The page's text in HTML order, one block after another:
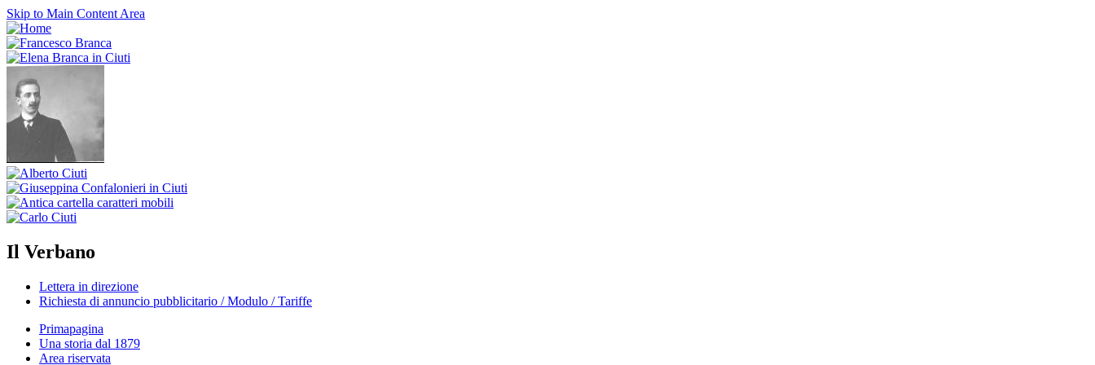
Skip to Main Content Area
Il Verbano
Lettera in direzione
Richiesta di annuncio pubblicitario / Modulo / Tariffe
Primapagina
Una storia dal 1879
Area riservata